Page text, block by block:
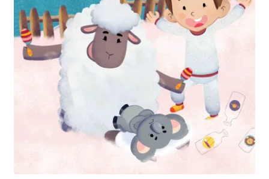
menu
Литературен фестивал
Literary Agency
Корисничка сметка
menu